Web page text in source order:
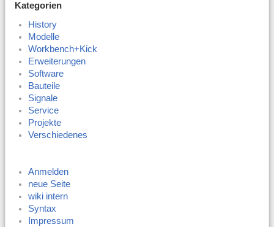
Kategorien
History
Modelle
Workbench+Kick
Erweiterungen
Software
Bauteile
Signale
Service
Projekte
Verschiedenes
Anmelden
neue Seite
wiki intern
Syntax
Impressum